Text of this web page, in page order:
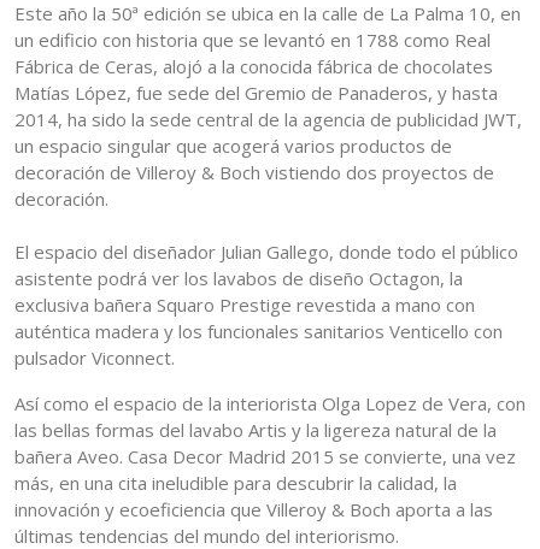
Este año la 50ª edición se ubica en la calle de La Palma 10, en
un edificio con historia que se levantó en 1788 como Real
Fábrica de Ceras, alojó a la conocida fábrica de chocolates
Matías López, fue sede del Gremio de Panaderos, y hasta
2014, ha sido la sede central de la agencia de publicidad JWT,
un espacio singular que acogerá varios productos de
decoración de Villeroy & Boch vistiendo dos proyectos de
decoración.
El espacio del diseñador Julian Gallego, donde todo el público
asistente podrá ver los lavabos de diseño Octagon, la
exclusiva bañera Squaro Prestige revestida a mano con
auténtica madera y los funcionales sanitarios Venticello con
pulsador Viconnect.
Así como el espacio de la interiorista Olga Lopez de Vera, con
las bellas formas del lavabo Artis y la ligereza natural de la
bañera Aveo. Casa Decor Madrid 2015 se convierte, una vez
más, en una cita ineludible para descubrir la calidad, la
innovación y ecoeficiencia que Villeroy & Boch aporta a las
últimas tendencias del mundo del interiorismo.